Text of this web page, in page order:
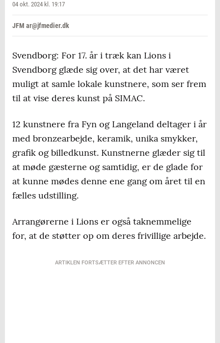
04 okt. 2024 kl. 19:17
JFM ar@jfmedier.dk
Svendborg: For 17. år i træk kan Lions i
Svendborg glæde sig over, at det har været
muligt at samle lokale kunstnere, som ser frem
til at vise deres kunst på SIMAC.
12 kunstnere fra Fyn og Langeland deltager i år
med bronzearbejde, keramik, unika smykker,
grafik og billedkunst. Kunstnerne glæder sig til
at møde gæsterne og samtidig, er de glade for
at kunne mødes denne ene gang om året til en
fælles udstilling.
Arrangørerne i Lions er også taknemmelige
for, at de støtter op om deres frivillige arbejde.
ARTIKLEN FORTSÆTTER EFTER ANNONCEN